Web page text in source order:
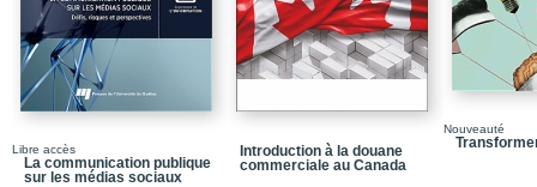
Chapitre 2 / Types de
1 Transparence active
2 Transparence
3 Transparence
Résumé du chapitre
Libre accès
La communication publique
sur les médias sociaux
Introduction à la douane
commerciale au Canada
Nouveauté